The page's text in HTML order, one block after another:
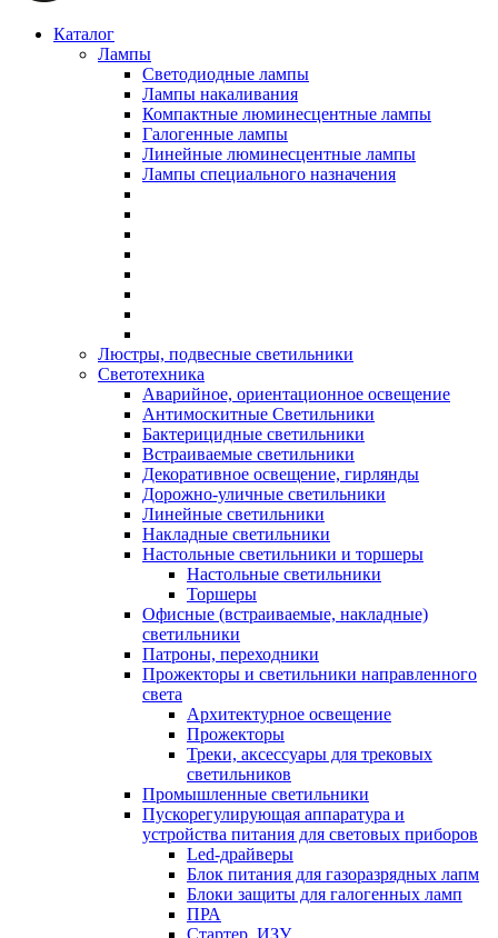
Каталог
Лампы
Светодиодные лампы
Лампы накаливания
Компактные люминесцентные лампы
Галогенные лампы
Линейные люминесцентные лампы
Лампы специального назначения
Люстры, подвесные светильники
Светотехника
Аварийное, ориентационное освещение
Антимоскитные Светильники
Бактерицидные светильники
Встраиваемые светильники
Декоративное освещение, гирлянды
Дорожно-уличные светильники
Линейные светильники
Накладные светильники
Настольные светильники и торшеры
Настольные светильники
Торшеры
Офисные (встраиваемые, накладные)
светильники
Патроны, переходники
Прожекторы и светильники направленного
света
Архитектурное освещение
Прожекторы
Треки, аксессуары для трековых
светильников
Промышленные светильники
Пускорегулирующая аппаратура и
устройства питания для световых приборов
Led-драйверы
Блок питания для газоразрядных лапм
Блоки защиты для галогенных ламп
ПРА
Стартер, ИЗУ